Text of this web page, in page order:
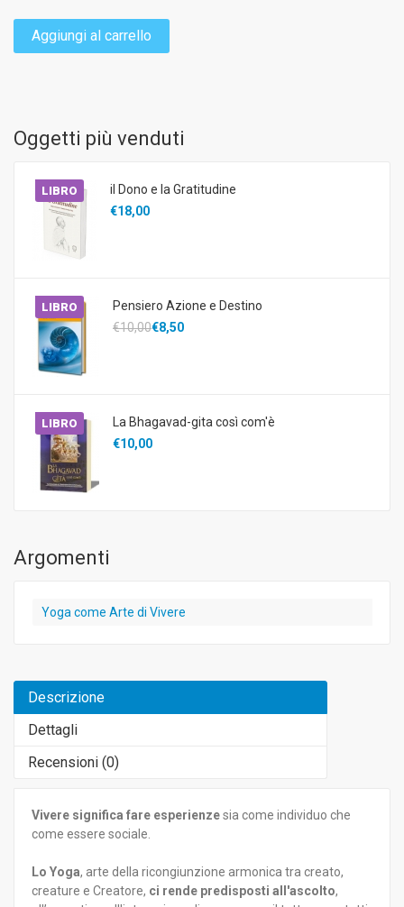
Aggiungi al carrello
Oggetti più venduti
LIBRO
il Dono e la Gratitudine
€18,00
LIBRO
Pensiero Azione e Destino
€10,00€8,50
LIBRO
La Bhagavad-gita così com'è
€10,00
Argomenti
Yoga come Arte di Vivere
Descrizione
Dettagli
Recensioni (0)
Vivere significa fare esperienzesia come individuo che
come essere sociale.
Lo Yoga, arte della ricongiunzione armonica tra creato,
creature e Creatore, ci rende predisposti all'ascolto,